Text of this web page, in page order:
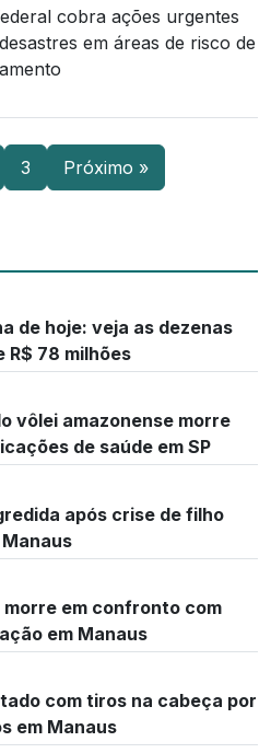
cobra ações urgentes
em áreas de risco de
3 Próximo »
de hoje: veja as dezenas
R$ 78 milhões
vôlei amazonense morre
de saúde em SP
após crise de filho
em confronto com
em Manaus
com tiros na cabeça por
em Manaus